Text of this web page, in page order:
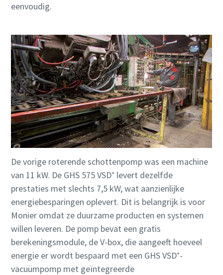
eenvoudig.
De vorige roterende schottenpomp was een machine
van 11 kW. De GHS 575 VSD⁺ levert dezelfde
prestaties met slechts 7,5 kW, wat aanzienlijke
energiebesparingen oplevert. Dit is belangrijk is voor
Monier omdat ze duurzame producten en systemen
willen leveren. De pomp bevat een gratis
berekeningsmodule, de V-box, die aangeeft hoeveel
energie er wordt bespaard met een GHS VSD⁺-
vacuümpomp met geïntegreerde